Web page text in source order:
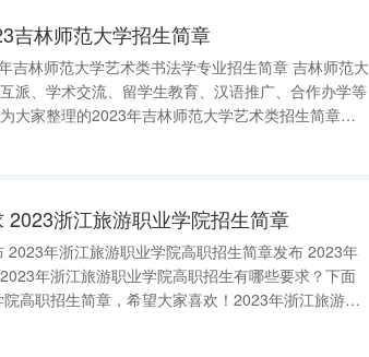
吉林师范大学招生简章
派、学术交流、留学生教育、汉语推广、合作办学等
大家整理的2023年吉林师范大学艺术类招生简章，
招生简章(书法学专业)吉林师范大学是吉林省重点
浙江旅游职业学院招生简章
年浙江旅游职业学院高职招生有哪些要求？下面
高职招生简章，希望大家喜欢！2023年浙江旅游职
高职提前招生计划已经公布，以下是各专业招